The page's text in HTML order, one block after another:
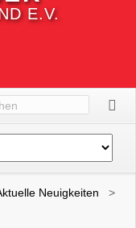
E.V.
Neuigkeiten